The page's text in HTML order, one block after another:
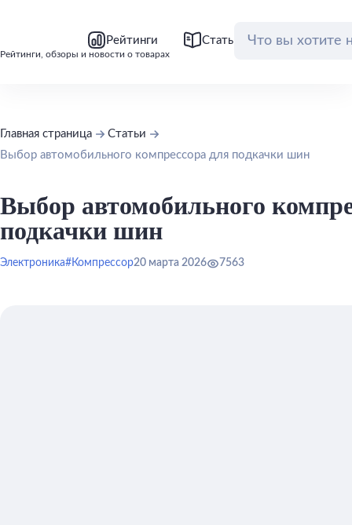
Рейтинги, обзоры и новости о товарах
Рейтинги Статьи Обзоры
Главная страница
Статьи
Выбор автомобильного компрессора для подкачки шин
Выбор автомобильного
подкачки шин
Электроника#Компрессор20 марта 2026 7563